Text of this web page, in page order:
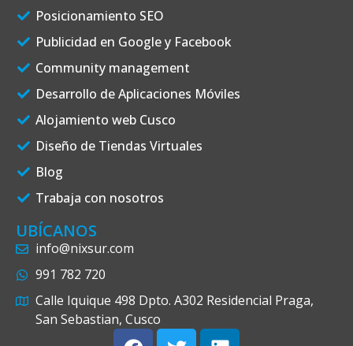
Posicionamiento SEO
Publicidad en Google y Facebook
Community management
Desarrollo de Aplicaciones Móviles
Alojamiento web Cusco
Diseño de Tiendas Virtuales
Blog
Trabaja con nosotros
UBÍCANOS
info@nixsur.com
991 782 720
Calle Iquique 498 Dpto. A302 Residencial Praga,
San Sebastian, Cusco